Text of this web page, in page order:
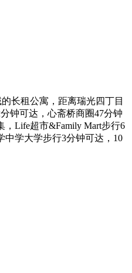
长租公寓，距离瑞光四丁目
钟可达，心斋桥商圈47分钟
Life超市&Family Mart步行6
中学大学步行3分钟可达，10